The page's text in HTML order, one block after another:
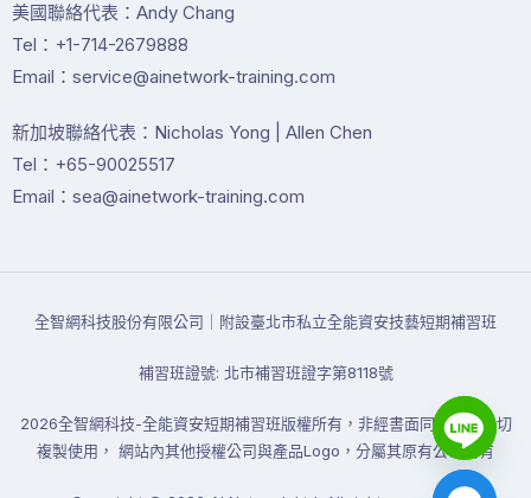
美國聯絡代表：Andy Chang
Tel：+1-714-2679888
Email：service@ainetwork-training.com
新加坡聯絡代表：Nicholas Yong | Allen Chen
Tel：+65-90025517
Email：sea@ainetwork-training.com
全智網科技股份有限公司｜附設臺北市私立全能資安技藝短期補習班
補習班證號: 北市補習班證字第8118號
2026全智網科技-全能資安短期補習班版權所有，非經書面同意禁止一切
複製使用， 網站內其他授權公司與產品Logo，分屬其原有公司所有